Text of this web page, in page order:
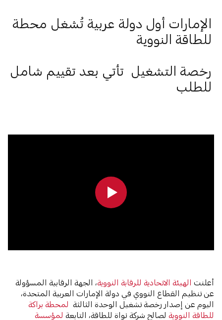
الإمارات أول دولة عربية تُشغل محطة
للطاقة النووية
رخصة التشغيل تأتي بعد تقييم شامل
للطلب
أعلنتالهيئة الاتحادية للرقابة النووية، الجهة الرقابية المسؤولة
عن تنظيم القطاع النووي في دولة الإمارات العربية المتحدة،
اليوم عن إصدار رخصة تشغيل الوحدة الثالثة لمحطة براكة
للطاقة النوويةلصالح شركة نواة للطاقة، التابعةلمؤسسة